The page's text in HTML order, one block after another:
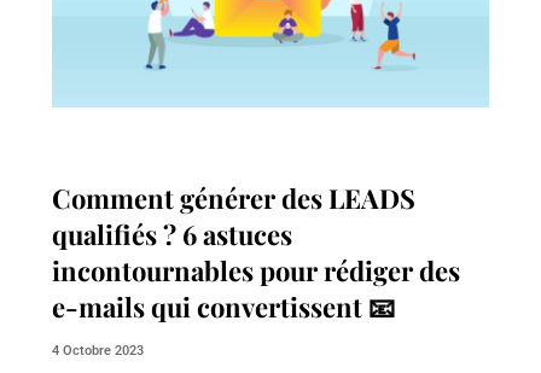
Comment générer des LEADS
qualifiés ? 6 astuces
incontournables pour rédiger des
e-mails qui convertissent 📧
4 Octobre 2023